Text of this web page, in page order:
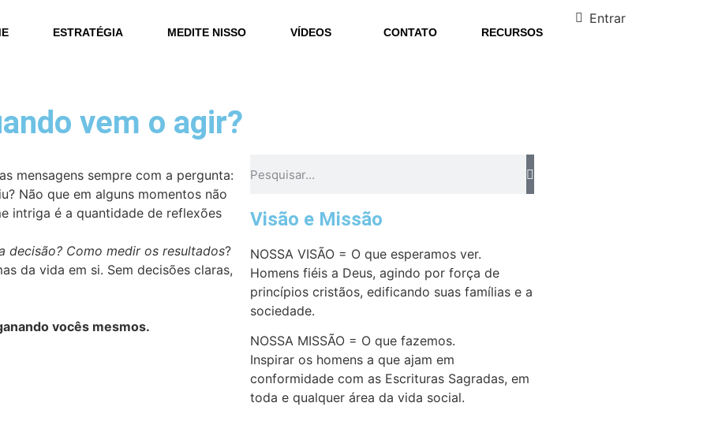
ESTRATÉGIA MEDITE NISSO VÍDEOS CONTATO RECURSOS
Entrar
vem o agir?
mensagens sempre com a pergunta:
Não que em alguns momentos não
intriga é a quantidade de reflexões
decisão? Como medir os resultados?
da vida em si. Sem decisões claras,
vocês mesmos.
Visão e Missão
NOSSA VISÃO = O que esperamos ver.
Homens fiéis a Deus, agindo por força de
princípios cristãos, edificando suas famílias e a
sociedade.
NOSSA MISSÃO = O que fazemos.
Inspirar os homens a que ajam em
conformidade com as Escrituras Sagradas, em
toda e qualquer área da vida social.